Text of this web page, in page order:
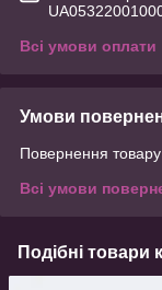
Всі умови оплати
Умови
Повернення
Всі умови
Подібні товари